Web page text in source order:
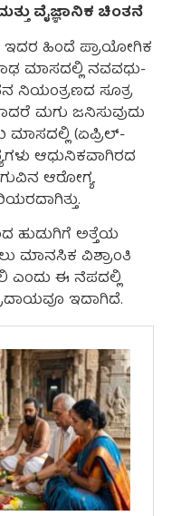
ವೈಜ್ಞಾನಿಕ ಚಿಂತನೆ
ಇದರ ಹಿಂದೆ ಪ್ರಾಯೋಗಿಕ
ಮಾಸದಲ್ಲಿ ನವವಧು-
ನಿಯಂತ್ರಣದ ಸೂತ್ರ
ಮಗು ಜನಿಸುವುದು
ಮಾಸದಲ್ಲಿ (ಏಪ್ರಿಲ್-
ಆಧುನಿಕವಾಗಿರದ
ಆರೋಗ್ಯ
ಹುಡುಗಿಗೆ ಅತ್ತೆಯ
ಮಾನಸಿಕ ವಿಶ್ರಾಂತಿ
ಎಂದು ಈ ನೆಪದಲ್ಲಿ
ಇದಾಗಿದೆ.